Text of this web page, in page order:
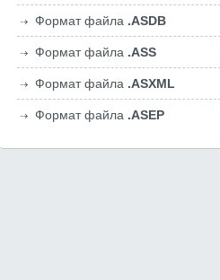
Формат файла .ASDB
Формат файла .ASS
Формат файла .ASXML
Формат файла .ASEP